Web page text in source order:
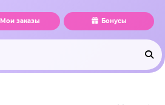
Мои заказы Бонусы